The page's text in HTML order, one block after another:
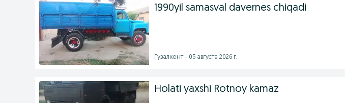
1990yil samasval davernes chiqadi
Гузалкент - 05 августа 2026 г.
Holati yaxshi Rotnoy kamaz